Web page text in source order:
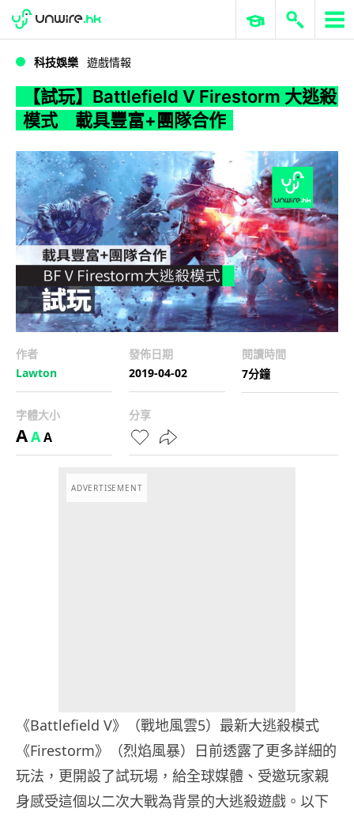
WWDC 2026 ERP 與商業 AI
科技娛樂 遊戲情報
【試玩】Battlefield V Firestorm 大逃殺
模式 載具豐富+團隊合作
作者
Lawton
發佈日期
2019-04-02
閱讀時間
7分鐘
字體大小
AAA
分享
ADVERTISEMENT
《Battlefield V》（戰地風雲5）最新大逃殺模式
《Firestorm》（烈焰風暴）日前透露了更多詳細的
玩法，更開設了試玩場，給全球媒體、受邀玩家親
身感受這個以二次大戰為背景的大逃殺遊戲。以下